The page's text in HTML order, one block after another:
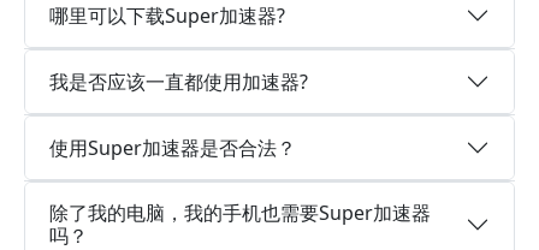
哪里可以下载Super加速器?
我是否应该一直都使用加速器?
使用Super加速器是否合法？
除了我的电脑，我的手机也需要Super加速器
吗？